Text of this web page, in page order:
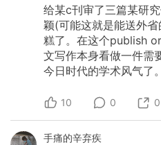
给某c刊审了三篇某研
颖(可能这就是能送外
糕了。在这个publish or
文写作本身看做一件需
今日时代的学术风气了。
10 0 0
手痛的辛弃疾